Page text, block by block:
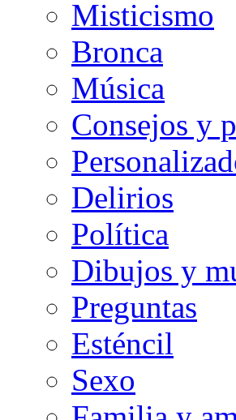
Misticismo
Bronca
Música
Consejos y
Delirios
Política
Dibujos y
Preguntas
Esténcil
Sexo